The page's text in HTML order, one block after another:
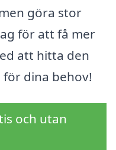
göra stor
för att få mer
att hitta den
dina behov!
och utan